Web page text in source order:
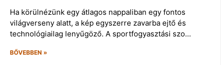
Ha körülnézünk egy átlagos nappaliban egy fontos
világverseny alatt, a kép egyszerre zavarba ejtő és
technológiailag lenyűgöző. A sportfogyasztási szo…
BŐVEBBEN »